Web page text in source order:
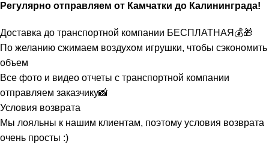
Регулярно отправляем от Камчатки до Калининграда!
Доставка до транспортной компании БЕСПЛАТНАЯ💰🎁
По желанию сжимаем воздухом игрушки, чтобы сэкономить
объем
Все фото и видео отчеты с транспортной компании
отправляем заказчику📸
Условия возврата
Мы лояльны к нашим клиентам, поэтому условия возврата
очень просты :)